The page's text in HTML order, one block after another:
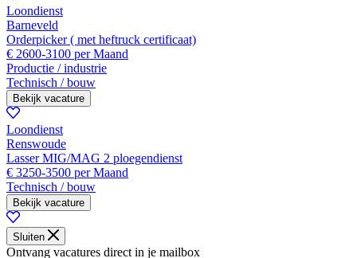
Loondienst
Barneveld
Orderpicker ( met heftruck certificaat)
€ 2600-3100 per Maand
Productie / industrie
Technisch / bouw
Bekijk vacature
Loondienst
Renswoude
Lasser MIG/MAG 2 ploegendienst
€ 3250-3500 per Maand
Technisch / bouw
Bekijk vacature
Sluiten
Ontvang vacatures direct in je mailbox